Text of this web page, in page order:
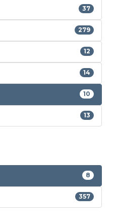
37
279
12
14
10
13
8
357